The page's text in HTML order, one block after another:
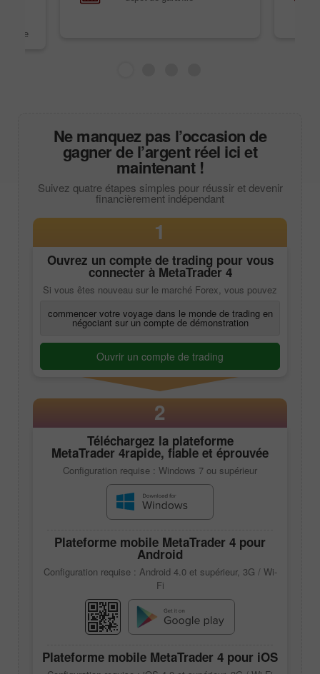
mobile
Ne manquez pas l’occasion de
gagner de l’argent réel ici et
maintenant !
Suivez quatre étapes simples pour réussir et devenir
financièrement indépendant
1
Ouvrez un compte de trading pour vous
connecter à MetaTrader 4
Si vous êtes nouveau sur le marché Forex, vous pouvez
commencer votre voyage dans le monde de trading en
négociant sur un compte de démonstration
Ouvrir un compte de trading
2
Téléchargez la plateforme
MetaTrader 4rapide, fiable et éprouvée
Configuration requise : Windows 7 ou supérieur
Plateforme mobile MetaTrader 4 pour
Android
Configuration requise : Android 4.0 et supérieur, 3G / Wi-
Fi
Plateforme mobile MetaTrader 4 pour iOS